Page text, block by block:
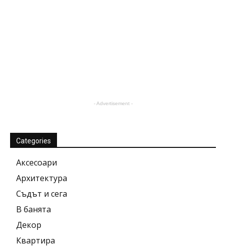
- Advertisement -
Categories
Аксесоари
Архитектура
Съдът и сега
В банята
Декор
Квартира